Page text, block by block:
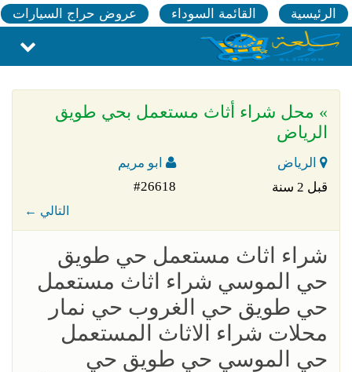
الرئيسية القائمة السوداء عروض حراج السيارات
» محل شراء أثاث مستعمل بحي طويق
الرياض
الرياض
ابو مريم
قبل 2 سنة
#26618
← التالي
شراء اثاث مستعمل حي طويق
حي الموسي شراء اثاث مستعمل
حي طويق حي الغروب حي نمار
محلات شراء الاثاث المستعمل
حي الموسي حي طويق حي